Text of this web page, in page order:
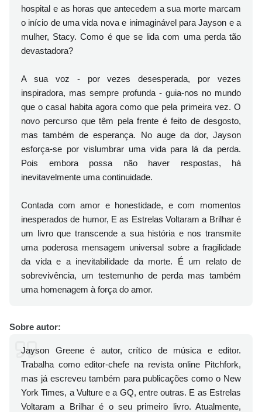
hospital e as horas que antecedem a sua morte marcam
o início de uma vida nova e inimaginável para Jayson e a
mulher, Stacy. Como é que se lida com uma perda tão
devastadora?
A sua voz - por vezes desesperada, por vezes
inspiradora, mas sempre profunda - guia-nos no mundo
que o casal habita agora como que pela primeira vez. O
novo percurso que têm pela frente é feito de desgosto,
mas também de esperança. No auge da dor, Jayson
esforça-se por vislumbrar uma vida para lá da perda.
Pois embora possa não haver respostas, há
inevitavelmente uma continuidade.
Contada com amor e honestidade, e com momentos
inesperados de humor, E as Estrelas Voltaram a Brilhar é
um livro que transcende a sua história e nos transmite
uma poderosa mensagem universal sobre a fragilidade
da vida e a inevitabilidade da morte. É um relato de
sobrevivência, um testemunho de perda mas também
uma homenagem à força do amor.
Sobre autor:
Jayson Greene é autor, crítico de música e editor.
Trabalha como editor-chefe na revista online Pitchfork,
mas já escreveu também para publicações como o New
York Times, a Vulture e a GQ, entre outras. E as Estrelas
Voltaram a Brilhar é o seu primeiro livro. Atualmente,